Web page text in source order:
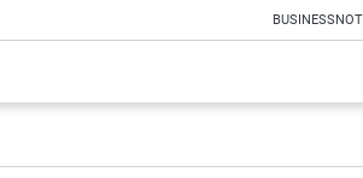
BUSINESS